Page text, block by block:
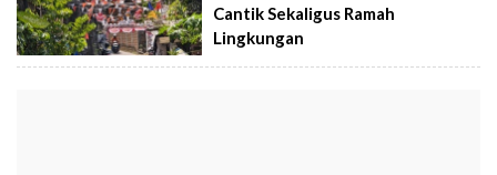
Cantik Sekaligus Ramah
Lingkungan